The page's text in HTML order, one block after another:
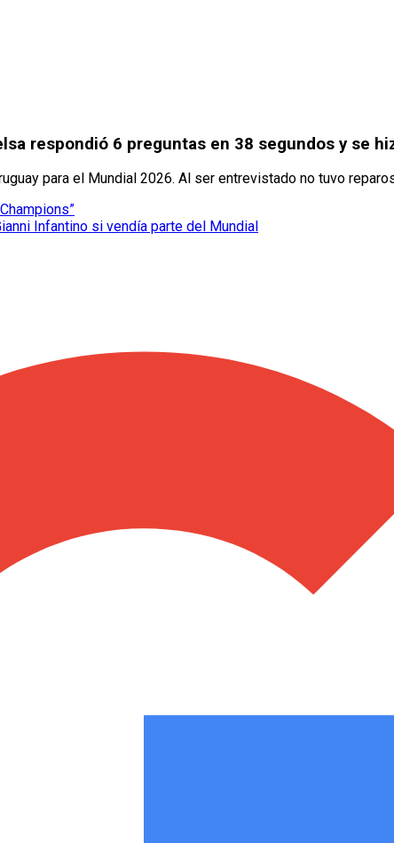
respondió 6 preguntas en 38 segundos y se
para el Mundial 2026. Al ser entrevistado no tuvo
Infantino si vendía parte del Mundial